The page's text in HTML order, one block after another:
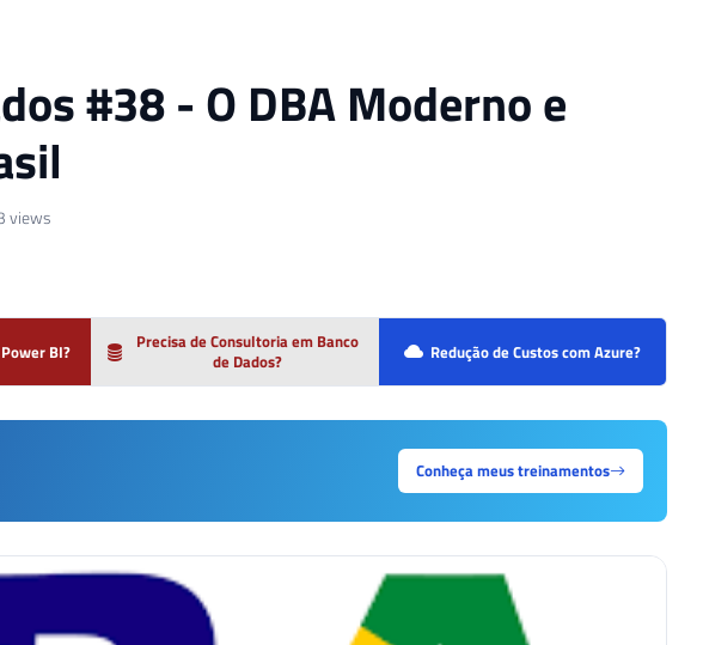
#38 - O DBA Moderno e
views
BI?
Precisa de Consultoria em Banco
de Dados?
Redução de Custos com Azure?
Conheça meus treinamentos